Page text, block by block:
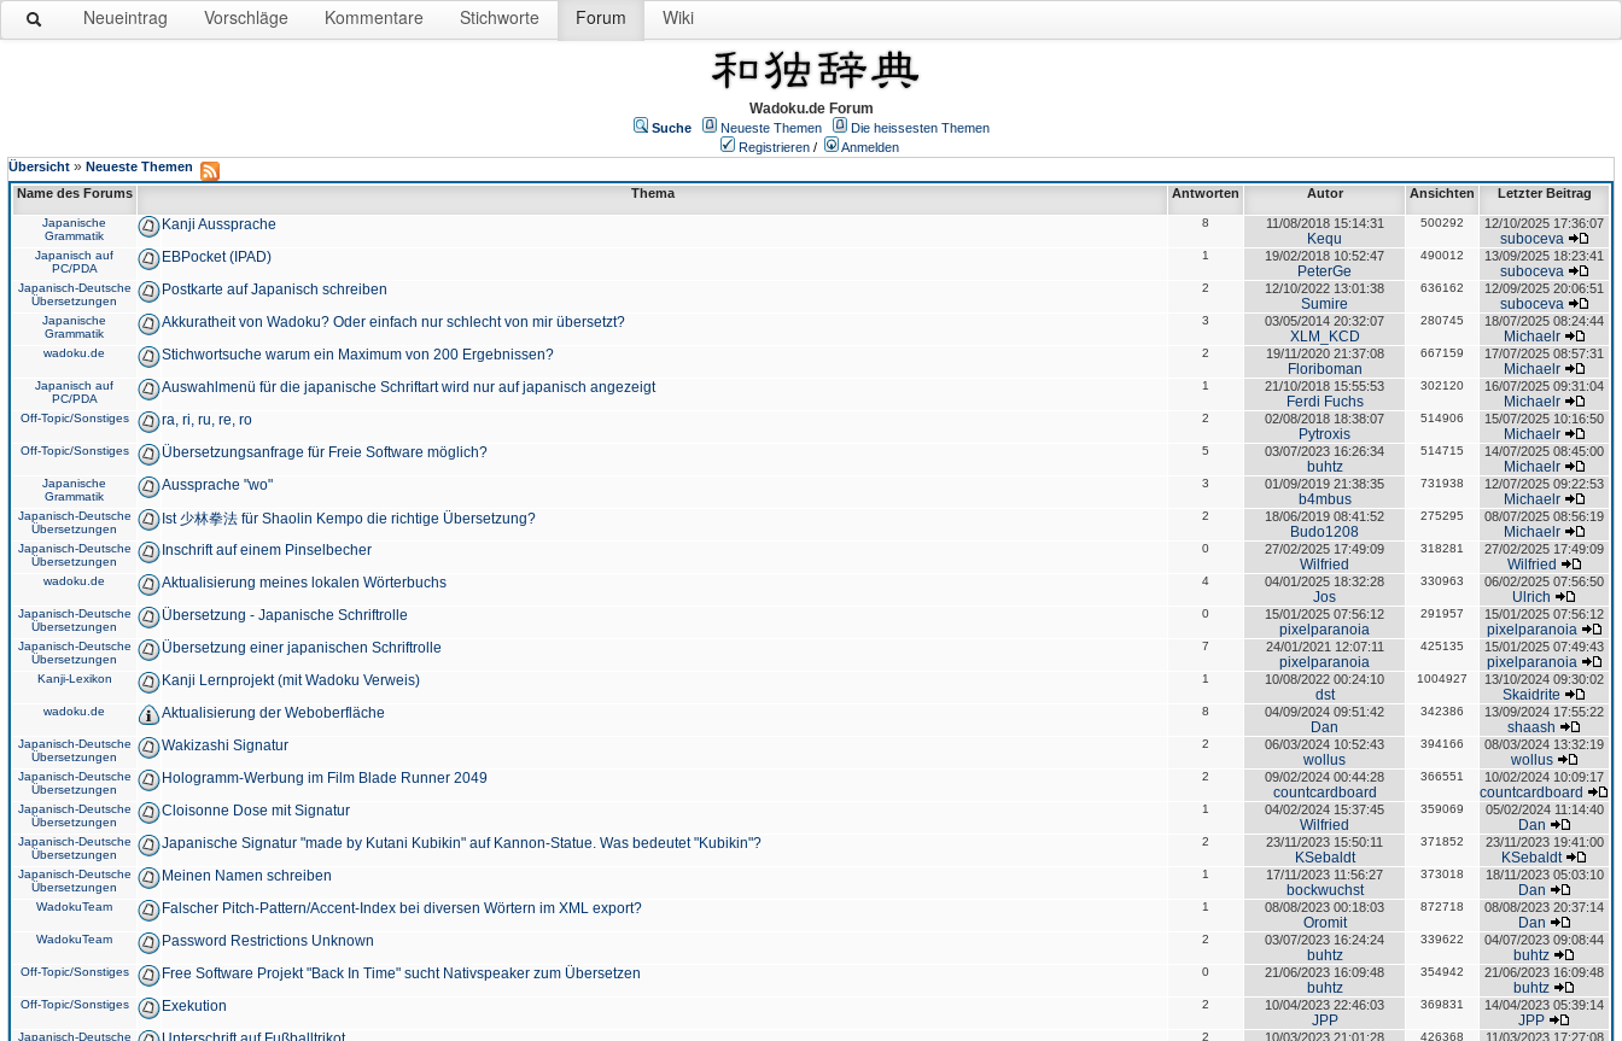
Neueintrag Vorschläge Kommentare Stichworte Forum Wiki
Wadoku.de Forum
Suche Neueste Themen
Die heissesten Themen
Registrieren /
Anmelden
Übersicht » Neueste Themen
Name des Forums
Thema Antworten Autor Ansichten Letzter Beitrag
Japanische
Grammatik
Kanji Aussprache 8 11/08/2018 15:14:31
Kequ
500292 12/10/2025 17:36:07
suboceva
Japanisch auf
PC/PDA
EBPocket (IPAD) 1 19/02/2018 10:52:47
PeterGe
490012 13/09/2025 18:23:41
suboceva
Japanisch-Deutsche
Übersetzungen
Postkarte auf Japanisch schreiben 2 12/10/2022 13:01:38
Sumire
636162 12/09/2025 20:06:51
suboceva
Japanische
Grammatik
Akkuratheit von Wadoku? Oder einfach nur schlecht von mir übersetzt? 3 03/05/2014 20:32:07
XLM_KCD
280745 18/07/2025 08:24:44
Michaelr
wadoku.de Stichwortsuche warum ein Maximum von 200 Ergebnissen? 2 19/11/2020 21:37:08
Floriboman
667159 17/07/2025 08:57:31
Michaelr
Japanisch auf
PC/PDA
Auswahlmenü für die japanische Schriftart wird nur auf japanisch angezeigt 1 21/10/2018 15:55:53
Ferdi Fuchs
302120 16/07/2025 09:31:04
Michaelr
Off-Topic/Sonstiges ra, ri, ru, re, ro 2 02/08/2018 18:38:07
Pytroxis
514906 15/07/2025 10:16:50
Michaelr
Off-Topic/Sonstiges Übersetzungsanfrage für Freie Software möglich? 5 03/07/2023 16:26:34
buhtz
514715 14/07/2025 08:45:00
Michaelr
Japanische
Grammatik
Aussprache "wo" 3 01/09/2019 21:38:35
b4mbus
731938 12/07/2025 09:22:53
Michaelr
Japanisch-Deutsche
Übersetzungen
Ist 少林拳法 für Shaolin Kempo die richtige Übersetzung? 2 18/06/2019 08:41:52
Budo1208
275295 08/07/2025 08:56:19
Michaelr
Japanisch-Deutsche
Übersetzungen
Inschrift auf einem Pinselbecher 0 27/02/2025 17:49:09
Wilfried
318281 27/02/2025 17:49:09
Wilfried
wadoku.de Aktualisierung meines lokalen Wörterbuchs 4 04/01/2025 18:32:28
Jos
330963 06/02/2025 07:56:50
Ulrich
Japanisch-Deutsche
Übersetzungen
Übersetzung - Japanische Schriftrolle 0 15/01/2025 07:56:12
pixelparanoia
291957 15/01/2025 07:56:12
pixelparanoia
Japanisch-Deutsche
Übersetzungen
Übersetzung einer japanischen Schriftrolle 7 24/01/2021 12:07:11
pixelparanoia
425135 15/01/2025 07:49:43
pixelparanoia
Kanji-Lexikon Kanji Lernprojekt (mit Wadoku Verweis) 1 10/08/2022 00:24:10
dst
1004927 13/10/2024 09:30:02
Skaidrite
wadoku.de Aktualisierung der Weboberfläche 8 04/09/2024 09:51:42
Dan
342386 13/09/2024 17:55:22
shaash
Japanisch-Deutsche
Übersetzungen
Wakizashi Signatur 2 06/03/2024 10:52:43
wollus
394166 08/03/2024 13:32:19
wollus
Japanisch-Deutsche
Übersetzungen
Hologramm-Werbung im Film Blade Runner 2049 2 09/02/2024 00:44:28
countcardboard
366551 10/02/2024 10:09:17
countcardboard
Japanisch-Deutsche
Übersetzungen
Cloisonne Dose mit Signatur 1 04/02/2024 15:37:45
Wilfried
359069 05/02/2024 11:14:40
Dan
Japanisch-Deutsche
Übersetzungen
Japanische Signatur "made by Kutani Kubikin" auf Kannon-Statue. Was bedeutet "Kubikin"? 2 23/11/2023 15:50:11
KSebaldt
371852 23/11/2023 19:41:00
KSebaldt
Japanisch-Deutsche
Übersetzungen
Meinen Namen schreiben 1 17/11/2023 11:56:27
bockwuchst
373018 18/11/2023 05:03:10
Dan
WadokuTeam Falscher Pitch-Pattern/Accent-Index bei diversen Wörtern im XML export? 1 08/08/2023 00:18:03
Oromit
872718 08/08/2023 20:37:14
Dan
WadokuTeam Password Restrictions Unknown 2 03/07/2023 16:24:24
buhtz
339622 04/07/2023 09:08:44
buhtz
Off-Topic/Sonstiges Free Software Projekt "Back In Time" sucht Nativspeaker zum Übersetzen 0 21/06/2023 16:09:48
buhtz
354942 21/06/2023 16:09:48
buhtz
Off-Topic/Sonstiges Exekution 2 10/04/2023 22:46:03
JPP
369831 14/04/2023 05:39:14
JPP
Japanisch-Deutsche
2 10/03/2023 21:01:28 426368 11/03/2023 17:27:08